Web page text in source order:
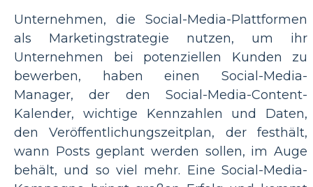
Unternehmen, die Social-Media-Plattformen
als Marketingstrategie nutzen, um ihr
Unternehmen bei potenziellen Kunden zu
bewerben, haben einen Social-Media-
Manager, der den Social-Media-Content-
Kalender, wichtige Kennzahlen und Daten,
den Veröffentlichungszeitplan, der festhält,
wann Posts geplant werden sollen, im Auge
behält, und so viel mehr. Eine Social-Media-